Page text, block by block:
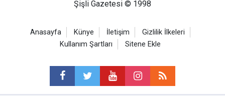
Şişli Gazetesi © 1998
Anasayfa Künye İletişim
Gizlilik İlkeleri
Kullanım Şartları
Sitene Ekle